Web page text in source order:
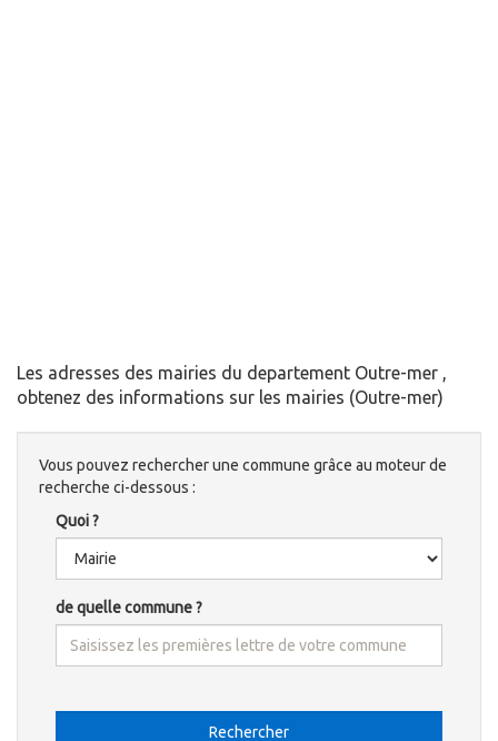
Les adresses des mairies du departement Outre-mer ,
obtenez des informations sur les mairies (Outre-mer)
Vous pouvez rechercher une commune grâce au moteur de
recherche ci-dessous :
Quoi ?
de quelle commune ?
Rechercher